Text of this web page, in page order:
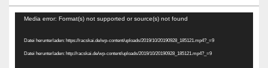
Video-
Media error: Format(s) not supported or source(s) not found
Datei herunterladen: https://racskai.de/wp-content/uploads/2019/10/20190928_185121.mp4?_=9
Datei herunterladen: http://racskai.de/wp-content/uploads/2019/10/20190928_185121.mp4?_=9